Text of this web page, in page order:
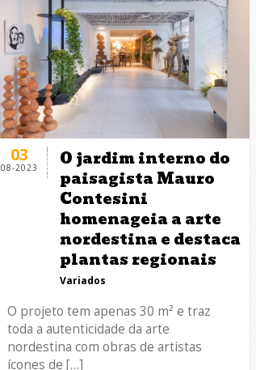
03
08-2023
O jardim interno do
paisagista Mauro
Contesini
homenageia a arte
nordestina e destaca
plantas regionais
Variados
O projeto tem apenas 30 m² e traz
toda a autenticidade da arte
nordestina com obras de artistas
ícones de […]